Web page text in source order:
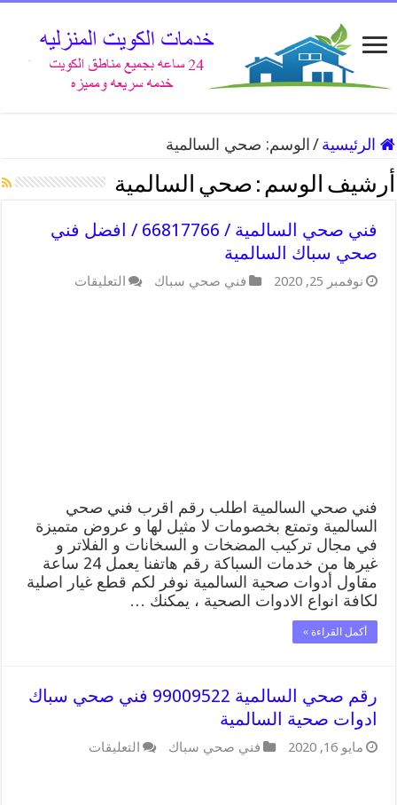
الرئيسية / الوسم: صحي السالمية
أرشيف الوسم : صحي السالمية
فني صحي السالمية / 66817766 / افضل فني
صحي سباك السالمية
نوفمبر 25, 2020 فني صحي سباك التعليقات
فني صحي السالمية اطلب رقم اقرب فني صحي
السالمية وتمتع بخصومات لا مثيل لها و عروض متميزة
في مجال تركيب المضخات و السخانات و الفلاتر و
غيرها من خدمات السباكة رقم هاتفنا يعمل 24 ساعة
مقاول أدوات صحية السالمية نوفر لكم قطع غيار اصلية
لكافة انواع الادوات الصحية ، يمكنك …
أكمل القراءة »
رقم صحي السالمية 99009522 فني صحي سباك
ادوات صحية السالمية
مايو 16, 2020 فني صحي سباك التعليقات